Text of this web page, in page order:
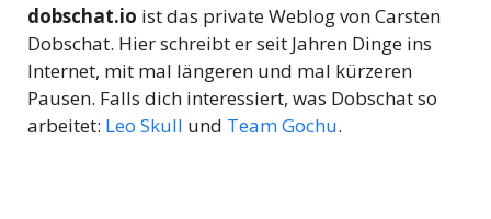
dobschat.io ist das private Weblog von Carsten
Dobschat. Hier schreibt er seit Jahren Dinge ins
Internet, mit mal längeren und mal kürzeren
Pausen. Falls dich interessiert, was Dobschat so
arbeitet: Leo Skull und Team Gochu.